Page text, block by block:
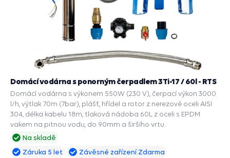
Na skladě
Domácí vodárna s ponorným čerpadlem 3Ti-17 / 60l - RTS
Domácí vodárna s výkonem 550W (230 V), čerpací výkon 3000
l/h, výtlak 70m (7bar), plášť, hřídel a rotor z nerezové oceli AISI
304, délka kabelu 18m, tlaková nádoba 60L z oceli s EPDM
vakem na pitnou vodu, do 90mm a širšího vrtu.
Záruka 5 let Závěsné zařízení Zdarma